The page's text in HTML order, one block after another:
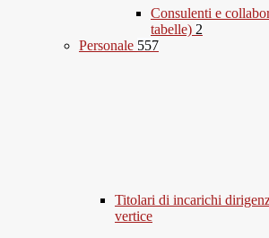
Consulenti e
tabelle) 2
Personale 557
Titolari di incarichi
vertice